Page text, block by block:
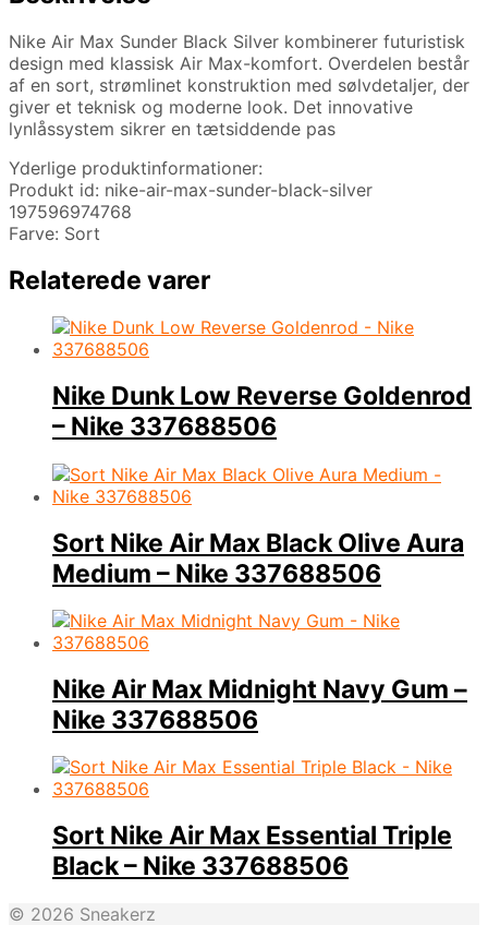
Nike Air Max Sunder Black Silver kombinerer futuristisk
design med klassisk Air Max-komfort. Overdelen består
af en sort, strømlinet konstruktion med sølvdetaljer, der
giver et teknisk og moderne look. Det innovative
lynlåssystem sikrer en tætsiddende pas
Yderlige produktinformationer:
Produkt id: nike-air-max-sunder-black-silver
197596974768
Farve: Sort
Relaterede varer
Nike Dunk Low Reverse Goldenrod
– Nike 337688506
Sort Nike Air Max Black Olive Aura
Medium – Nike 337688506
Nike Air Max Midnight Navy Gum –
Nike 337688506
Sort Nike Air Max Essential Triple
Black – Nike 337688506
© 2026 Sneakerz